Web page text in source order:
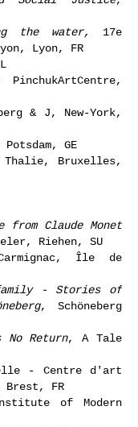
the water, 17e
Lyon, FR
PinchukArtCentre,
& J, New-York,
GE
Thalie, Bruxelles,
from Claude Monet
Riehen, SU
Île de
- Stories of
, Schöneberg
Return, A Tale
- Centre d'art
FR
of Modern